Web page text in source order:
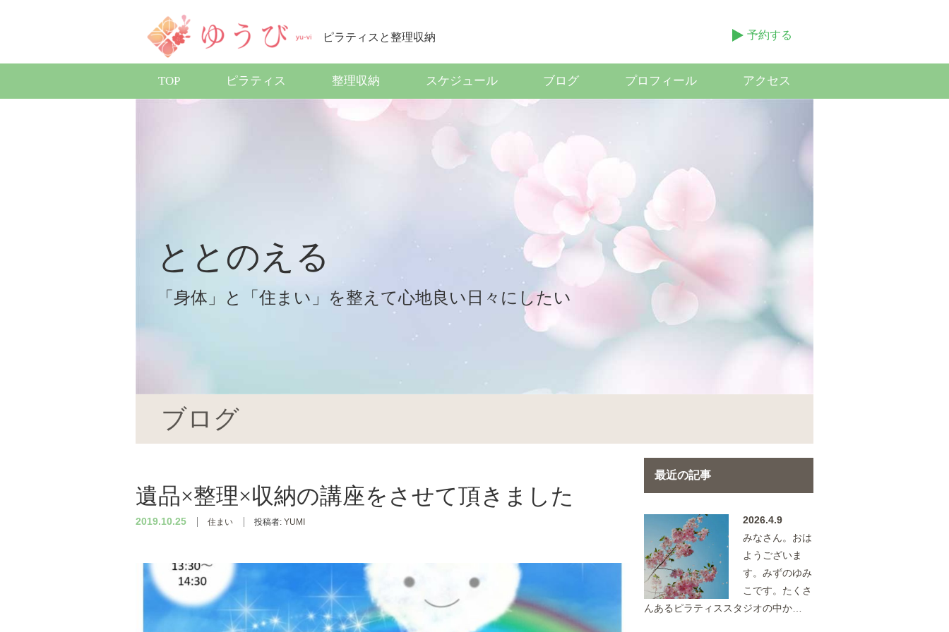
予約する
TOP ピラティス 整理収納 スケジュール ブログ プロフィール アクセス
ブログ
遺品×整理×収納の講座をさせて頂きました
2019.10.25 住まい 投稿者: YUMI
最近の記事
2026.4.9
みなさん。おは
ようございま
す。みずのゆみ
こです。たくさ
んあるピラティススタジオの中か…